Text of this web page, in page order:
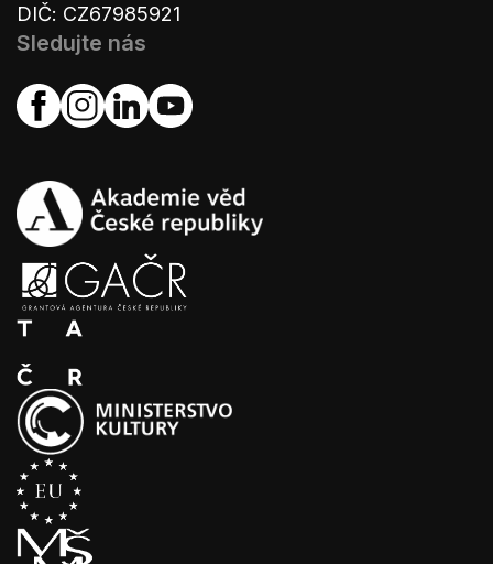
DIČ: CZ67985921
Sledujte nás